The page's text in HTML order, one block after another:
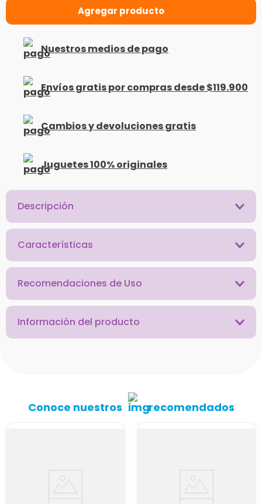
Nuestros medios de pago
Envíos gratis por compras desde $119.900
Cambios y devoluciones gratis
Juguetes 100% originales
Descripción
Características
Recomendaciones de Uso
Información del producto
Conoce nuestros recomendados